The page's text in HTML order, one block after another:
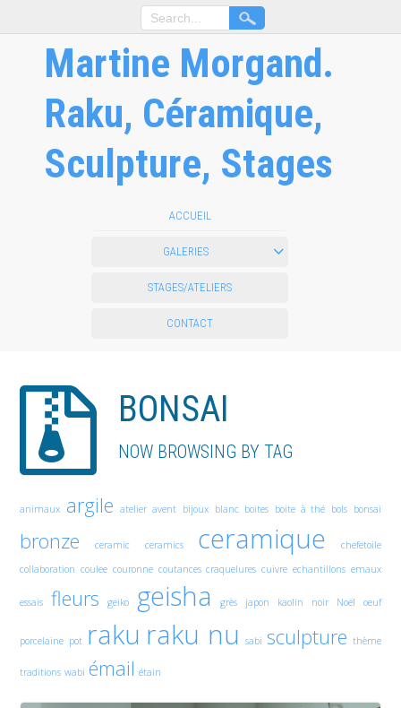
Martine Morgand.
Raku, Céramique,
Sculpture, Stages
ACCUEIL
GALERIES
STAGES/ATELIERS
CONTACT
BONSAI
NOW BROWSING BY TAG
animaux argile atelier avent bijoux blanc boites boite à thé bols bonsai
bronze ceramic ceramics ceramique
chefetoile
collaboration coulee couronne coutances craquelures cuivre echantillons emaux
essais fleurs geiko geisha grès japon kaolin noir Noël oeuf
porcelaine pot raku raku nu sabi sculpture thème
traditions wabi émail étain